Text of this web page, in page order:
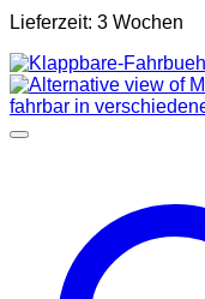
Lieferzeit: 3 Wochen